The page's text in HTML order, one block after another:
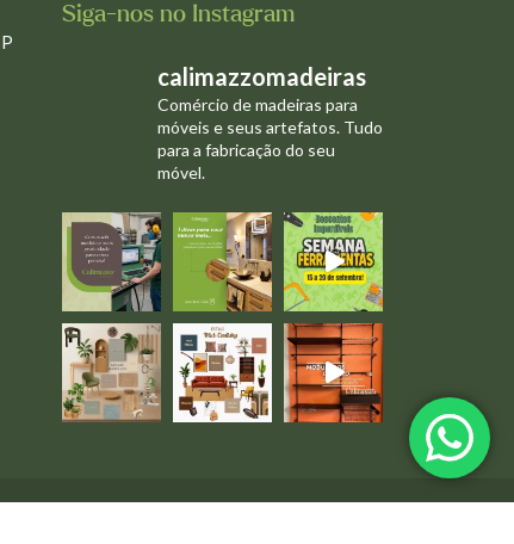
Siga-nos no Instagram
calimazzomadeiras
Comércio de madeiras para
móveis e seus artefatos. Tudo
para a fabricação do seu
móvel.